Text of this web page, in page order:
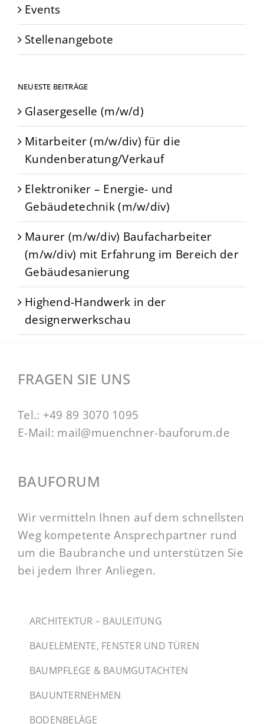
Events
Stellenangebote
NEUESTE BEITRÄGE
Glasergeselle (m/w/d)
Mitarbeiter (m/w/div) für die
Kundenberatung/Verkauf
Elektroniker – Energie- und
Gebäudetechnik (m/w/div)
Maurer (m/w/div) Baufacharbeiter
(m/w/div) mit Erfahrung im Bereich der
Gebäudesanierung
Highend-Handwerk in der
designerwerkschau
FRAGEN SIE UNS
Tel.: +49 89 3070 1095
E-Mail: mail@muenchner-bauforum.de
BAUFORUM
Wir vermitteln Ihnen auf dem schnellsten
Weg kompetente Ansprechpartner rund
um die Baubranche und unterstützen Sie
bei jedem Ihrer Anliegen.
ARCHITEKTUR – BAULEITUNG
BAUELEMENTE, FENSTER UND TÜREN
BAUMPFLEGE & BAUMGUTACHTEN
BAUUNTERNEHMEN
BODENBELÄGE